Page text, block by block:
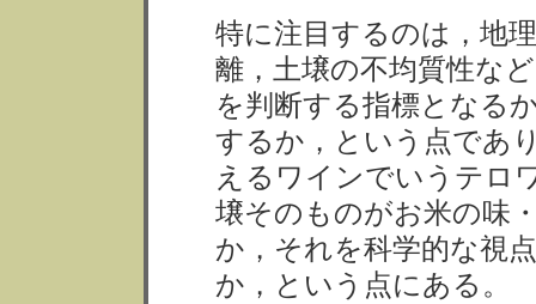
特に注目するのは，地
離，土壌の不均質性な
を判断する指標となる
するか，という点であ
えるワインでいうテロ
壌そのものがお米の味
か，それを科学的な視
か，という点にある。